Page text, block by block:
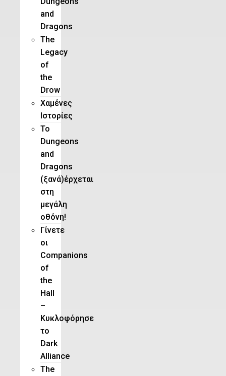
and
Dragons
The
Legacy
of
the
Drow
Χαμένες
Ιστορίες
Το
Dungeons
and
Dragons
(ξανά)έρχεται
στη
μεγάλη
οθόνη!
Γίνετε
οι
Companions
of
the
Hall
–
Κυκλοφόρησε
το
Dark
Alliance
The